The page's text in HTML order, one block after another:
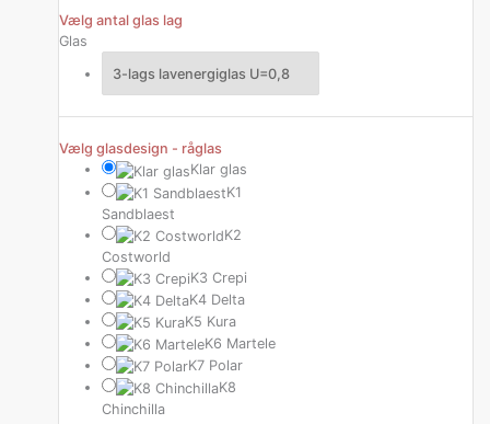
Vælg antal glas lag
Glas
Vælg glasdesign - råglas
Klar glas
K1
Sandblaest
K2
Costworld
K3 Crepi
K4 Delta
K5 Kura
K6 Martele
K7 Polar
K8
Chinchilla